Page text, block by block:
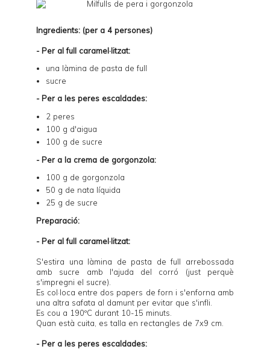
Ingredients: (per a 4 persones)
- Per al full caramel·litzat:
una làmina de pasta de full
sucre
- Per a les peres escaldades:
2 peres
100 g d'aigua
100 g de sucre
- Per a la crema de gorgonzola:
100 g de gorgonzola
50 g de nata líquida
25 g de sucre
Preparació:
- Per al full caramel·litzat:
S'estira una làmina de pasta de full arrebossada
amb sucre amb l'ajuda del corró (just perquè
s'impregni el sucre).
Es col·loca entre dos papers de forn i s'enforna amb
una altra safata al damunt per evitar que s'infli.
Es cou a 190ºC durant 10-15 minuts.
Quan està cuita, es talla en rectangles de 7x9 cm.
- Per a les peres escaldades: